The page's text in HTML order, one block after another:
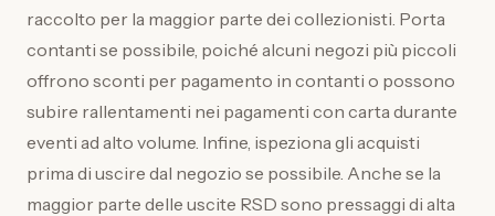
raccolto per la maggior parte dei collezionisti. Porta
contanti se possibile, poiché alcuni negozi più piccoli
offrono sconti per pagamento in contanti o possono
subire rallentamenti nei pagamenti con carta durante
eventi ad alto volume. Infine, ispeziona gli acquisti
prima di uscire dal negozio se possibile. Anche se la
maggior parte delle uscite RSD sono pressaggi di alta